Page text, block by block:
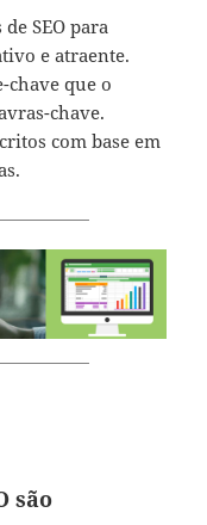
SEO para
e atraente.
chave que o
chave.
com base em
são